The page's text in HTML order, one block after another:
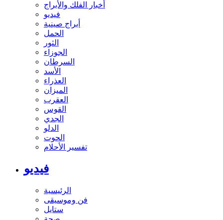
أخبار الفلك والأبراج
فيديو
أبراج صينية
الحمل
الثور
الجوزاء
السرطان
الأسد
العذراء
الميزان
العقرب
القوس
الجدي
الدلو
الحوت
تفسير الأحلام
فيديو
الرئيسية
فن وموسيقى
ستايل